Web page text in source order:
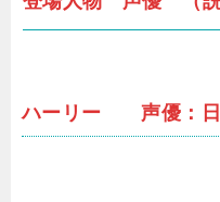
ハーリー 声優：日